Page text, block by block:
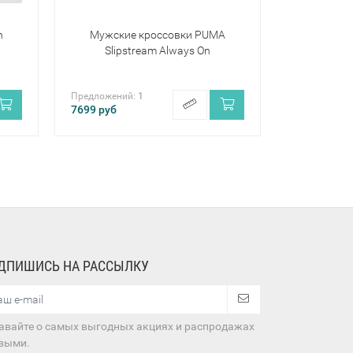
Мужские кроссовки PUMA
Slipstream Always On
Предложений: 1
7699руб
НА РАССЫЛКУ
о самых выгодных акциях и распродажах